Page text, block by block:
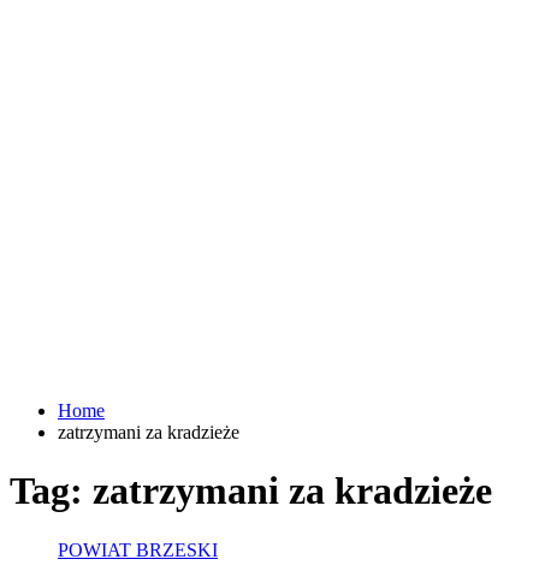
Home
zatrzymani za kradzieże
Tag: zatrzymani za kradzieże
POWIAT BRZESKI